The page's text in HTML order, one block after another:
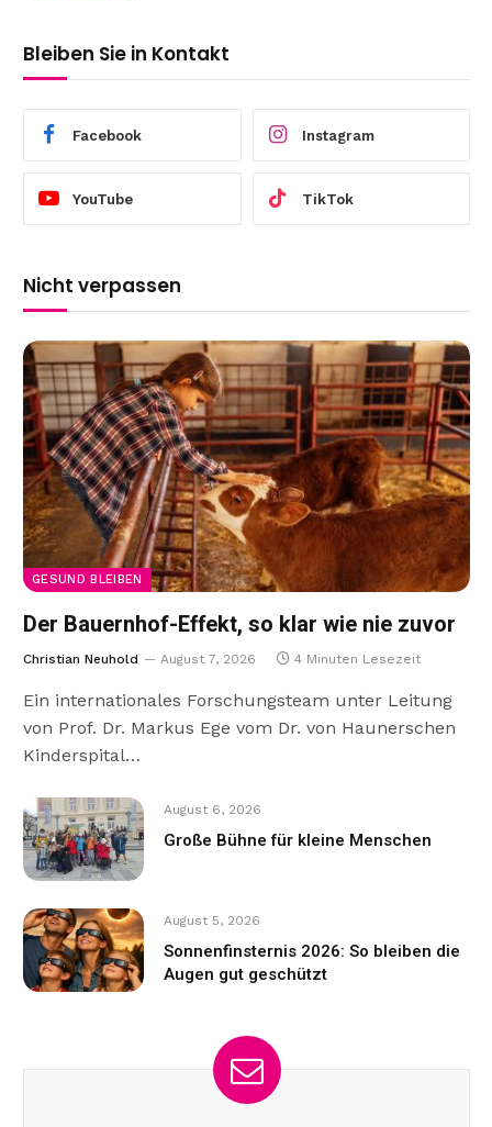
Bleiben Sie in Kontakt
Facebook Instagram
YouTube TikTok
Nicht verpassen
GESUND BLEIBEN
Der Bauernhof-Effekt, so klar wie nie zuvor
Christian Neuhold August 7, 2026 4 Minuten Lesezeit
Ein internationales Forschungsteam unter Leitung
von Prof. Dr. Markus Ege vom Dr. von Haunerschen
Kinderspital…
August 6, 2026
Große Bühne für kleine Menschen
August 5, 2026
Sonnenfinsternis 2026: So bleiben die
Augen gut geschützt